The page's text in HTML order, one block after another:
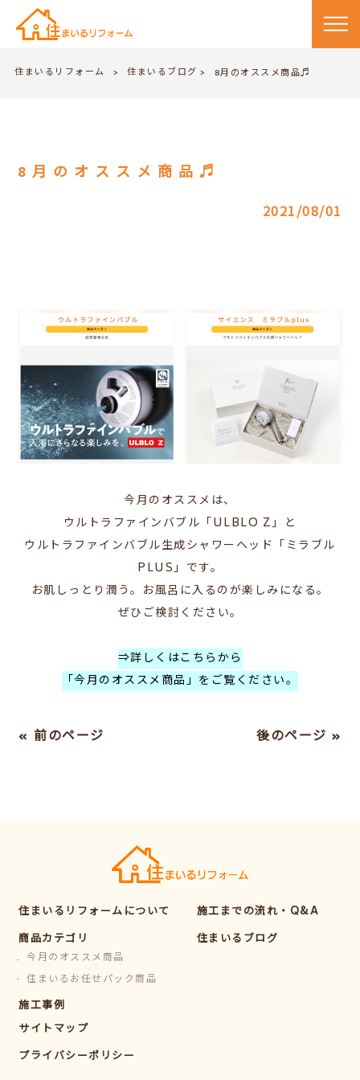
住まいるリフォーム > 住まいるブログ > 8月のオススメ商品♬
8月のオススメ商品♬
2021/08/01
今月のオススメは、
ウルトラファインバブル「ULBLO Z」と
ウルトラファインバブル生成シャワーヘッド「ミラブル
PLUS」 です。
お肌しっとり潤う。お風呂に入るのが楽しみになる。
ぜひご検討ください。
⇒詳しくはこちらから
「今月のオススメ商品」をご覧ください。
« 前のページ 後のページ »
住まいるリフォームについて
商品カテゴリ
今月のオススメ商品
住まいるお任せパック商品
施工事例
施工までの流れ・Q&A
住まいるブログ
サイトマップ
プライバシーポリシー